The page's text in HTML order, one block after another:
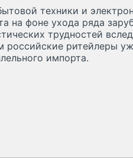
техники и
на фоне ухода ряда
трудностей
ритейлеры
импорта.